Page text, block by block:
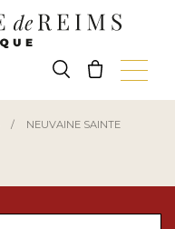
/
NEUVAINE SAINTE